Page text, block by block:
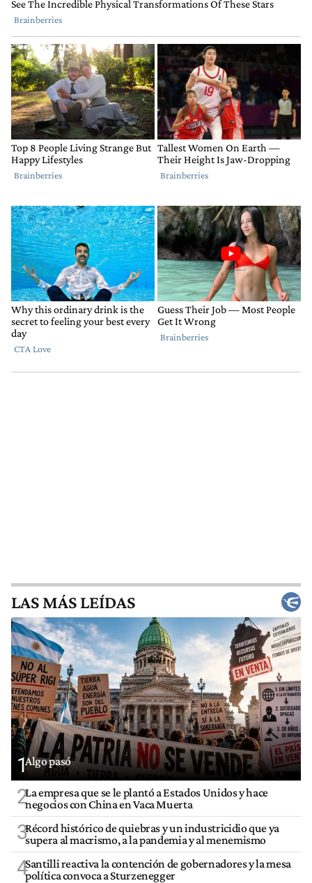
LAS MÁS LEÍDAS
1Algo pasó
2La empresa que se le plantó a Estados Unidos y hace
negocios con China en Vaca Muerta
3Récord histórico de quiebras y un industricidio que ya
supera al macrismo, a la pandemia y al menemismo
4Santilli reactiva la contención de gobernadores y la mesa
política convoca a Sturzenegger